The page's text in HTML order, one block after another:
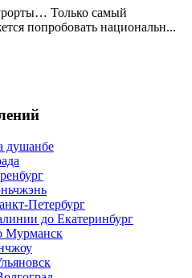
Только самый
попробовать национальн...
душанбе
Петербург
до Екатеринбург
Мурманск